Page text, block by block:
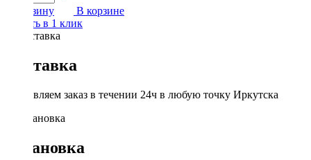
В корзину
В корзине
Купить в 1 клик
Доставка
Доставляем заказ в течении 24ч в любую точку Иркутска
Установка